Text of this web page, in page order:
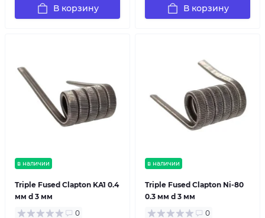
В корзину В корзину
в наличии
Triple Fused Clapton KA1 0.4
мм d 3 мм
0
в наличии
Triple Fused Clapton Ni-80
0.3 мм d 3 мм
0